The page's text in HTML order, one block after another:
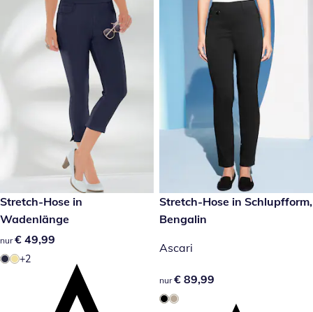
€ 49,99
Stretch-Hose in
Wadenlänge
€ 49,99
nur € 49,99
+2
€ 89,99
Stretch-Hose in Schlupfform,
Bengalin
Ascari
€ 89,99
nur € 89,99